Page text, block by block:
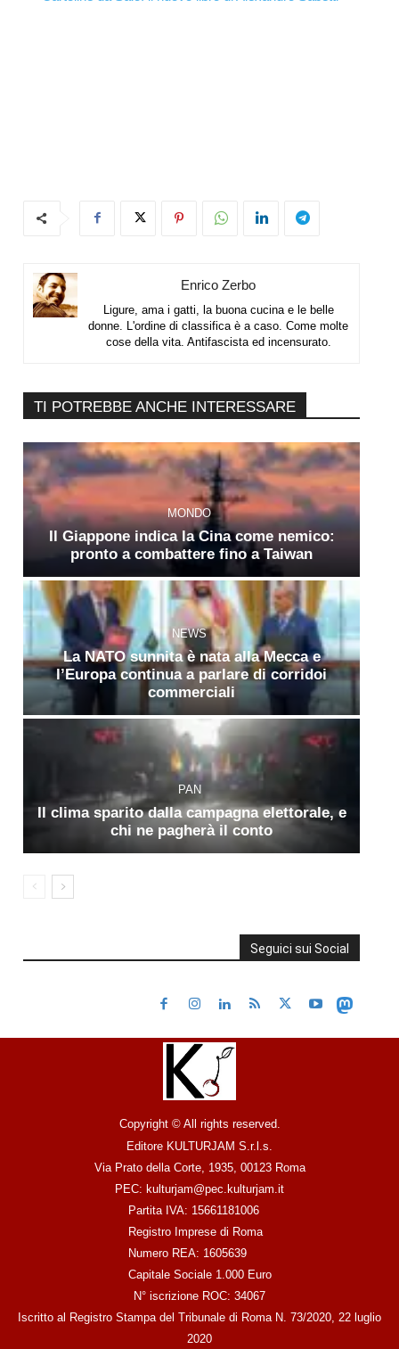
Enrico Zerbo
Ligure, ama i gatti, la buona cucina e le belle
donne. L'ordine di classifica è a caso. Come molte
cose della vita. Antifascista ed incensurato.
TI POTREBBE ANCHE INTERESSARE
MONDO
Il Giappone indica la Cina come nemico:
pronto a combattere fino a Taiwan
NEWS
La NATO sunnita è nata alla Mecca e
l’Europa continua a parlare di corridoi
commerciali
PAN
Il clima sparito dalla campagna elettorale, e
chi ne pagherà il conto
Seguici sui Social
Copyright © All rights reserved.
Editore KULTURJAM S.r.l.s.
Via Prato della Corte, 1935, 00123 Roma
PEC: kulturjam@pec.kulturjam.it
Partita IVA: 15661181006
Registro Imprese di Roma
Numero REA: 1605639
Capitale Sociale 1.000 Euro
N° iscrizione ROC: 34067
Iscritto al Registro Stampa del Tribunale di Roma N. 73/2020, 22 luglio
2020